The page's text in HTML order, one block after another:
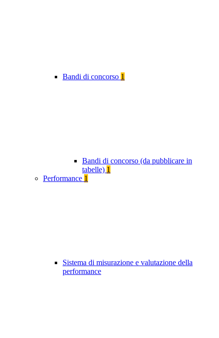
Bandi di concorso 1
Bandi di concorso (da pubblicare in
tabelle) 1
Performance 1
Sistema di misurazione e valutazione della
performance